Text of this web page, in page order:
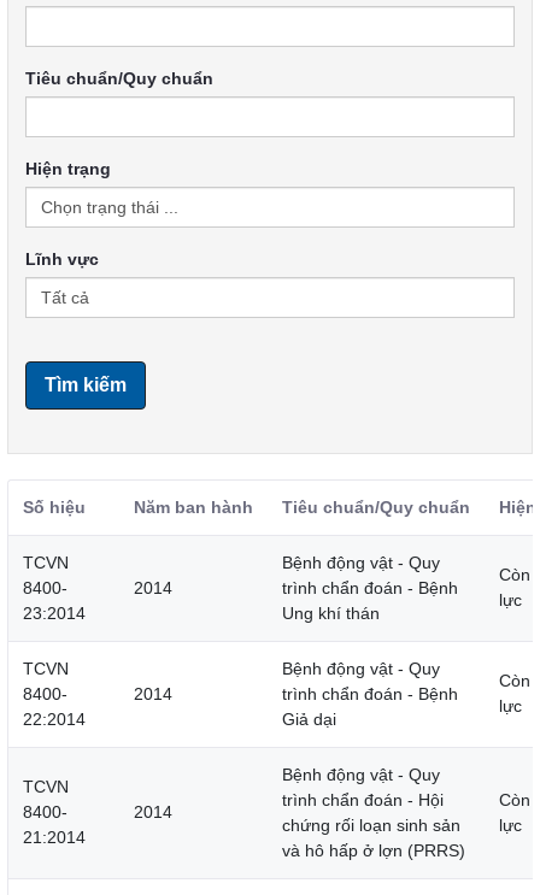
Tiêu chuẩn/Quy chuẩn
Hiện trạng
Lĩnh vực
Tìm kiếm
Số hiệu Năm ban hành Tiêu chuẩn/Quy chuẩn
TCVN
8400-
23:2014
2014
Bệnh động vật - Quy
trình chẩn đoán - Bệnh
Ung khí thán
Còn
lực
TCVN
8400-
22:2014
2014
Bệnh động vật - Quy
trình chẩn đoán - Bệnh
Giả dại
Còn
lực
TCVN
8400-
21:2014
2014
Bệnh động vật - Quy
trình chẩn đoán - Hội
chứng rối loạn sinh sản
và hô hấp ở lợn (PRRS)
Còn
lực